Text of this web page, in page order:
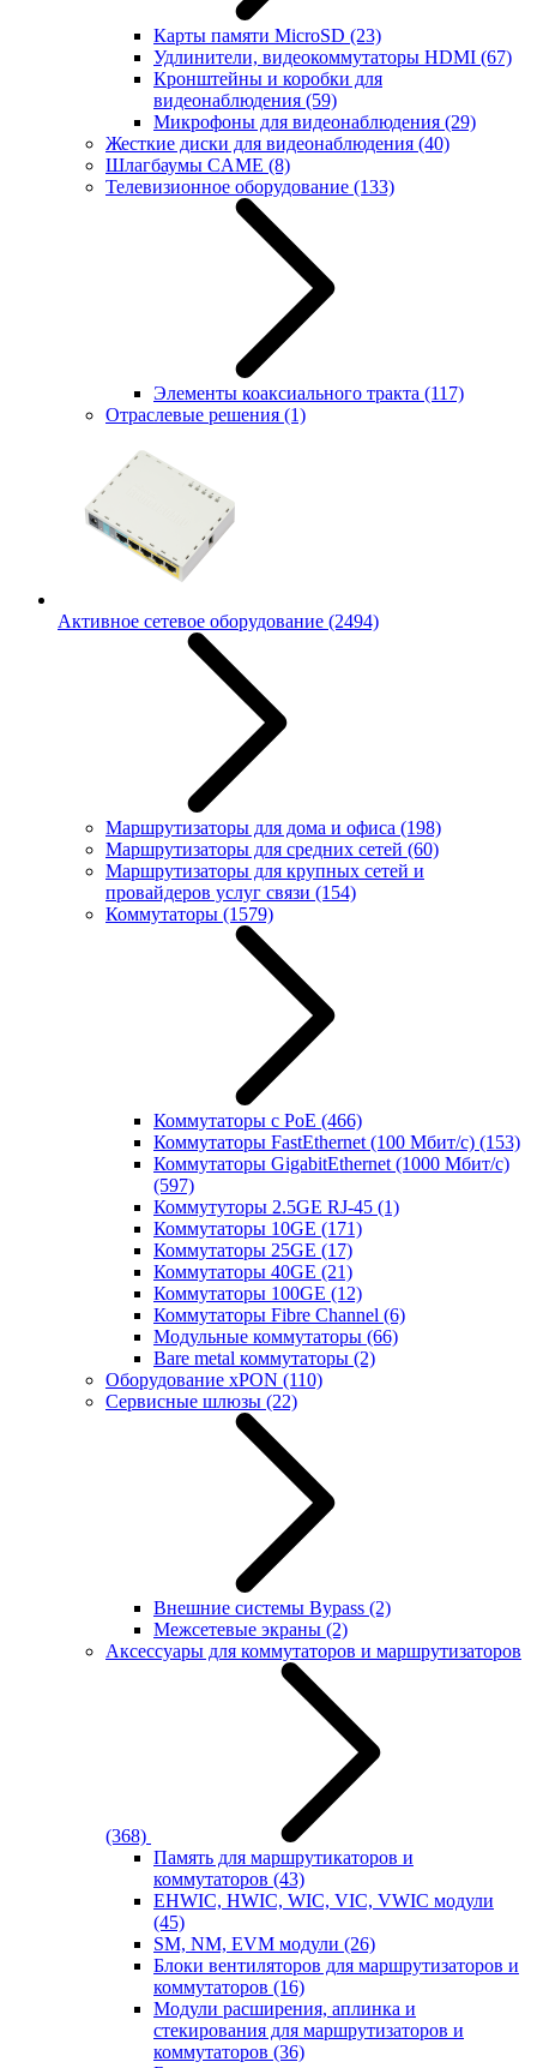
Карты памяти MicroSD (23)
Удлинители, видеокоммутаторы HDMI (67)
Кронштейны и коробки для
видеонаблюдения (59)
Микрофоны для видеонаблюдения (29)
Жесткие диски для видеонаблюдения (40)
Шлагбаумы CAME (8)
Телевизионное оборудование (133)
Элементы коаксиального тракта (117)
Отраслевые решения (1)
Активное сетевое оборудование (2494)
Маршрутизаторы для дома и офиса (198)
Маршрутизаторы для средних сетей (60)
Маршрутизаторы для крупных сетей и
провайдеров услуг связи (154)
Коммутаторы (1579)
Коммутаторы с PoE (466)
Коммутаторы FastEthernet (100 Мбит/с) (153)
Коммутаторы GigabitEthernet (1000 Мбит/с)
(597)
Коммутуторы 2.5GE RJ-45 (1)
Коммутаторы 10GE (171)
Коммутаторы 25GE (17)
Коммутаторы 40GE (21)
Коммутаторы 100GE (12)
Коммутаторы Fibre Channel (6)
Модульные коммутаторы (66)
Bare metal коммутаторы (2)
Оборудование xPON (110)
Сервисные шлюзы (22)
Внешние системы Bypass (2)
Межсетевые экраны (2)
Аксессуары для коммутаторов и маршрутизаторов
(368)
Память для маршрутикаторов и
коммутаторов (43)
EHWIC, HWIC, WIC, VIC, VWIC модули
(45)
SM, NM, EVM модули (26)
Блоки вентиляторов для маршрутизаторов и
коммутаторов (16)
Модули расширения, аплинка и
стекирования для маршрутизаторов и
коммутаторов (36)